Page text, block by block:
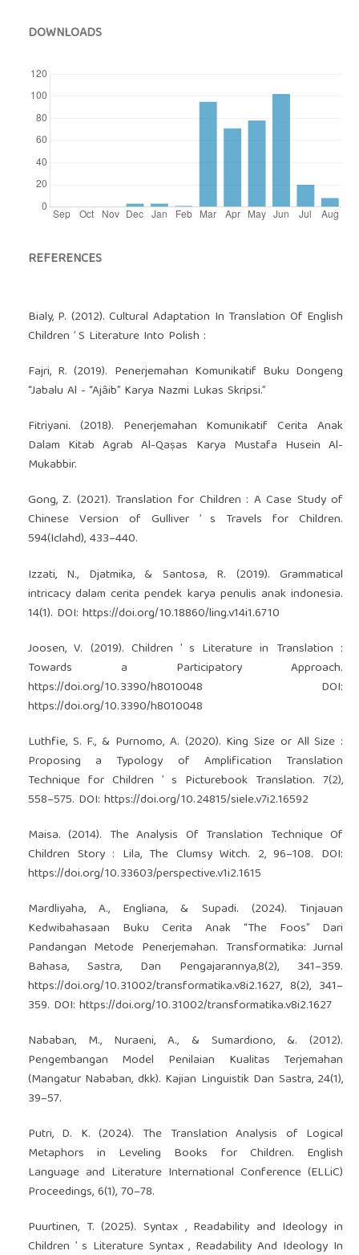
DOWNLOADS
REFERENCES
Bialy, P. (2012). Cultural Adaptation In Translation Of English
Children ’ S Literature Into Polish :
Fajri, R. (2019). Penerjemahan Komunikatif Buku Dongeng
“Jabalu Al - “Ajâib” Karya Nazmi Lukas Skripsi.”
Fitriyani. (2018). Penerjemahan Komunikatif Cerita Anak
Dalam Kitab Agrab Al-Qaṣas Karya Mustafa Husein Al-
Mukabbir.
Gong, Z. (2021). Translation for Children : A Case Study of
Chinese Version of Gulliver ’ s Travels for Children.
594(Iclahd), 433–440.
Izzati, N., Djatmika, & Santosa, R. (2019). Grammatical
intricacy dalam cerita pendek karya penulis anak indonesia.
14(1). DOI: https://doi.org/10.18860/ling.v14i1.6710
Joosen, V. (2019). Children ’ s Literature in Translation :
Towards a Participatory Approach.
https://doi.org/10.3390/h8010048 DOI:
https://doi.org/10.3390/h8010048
Luthfie, S. F., & Purnomo, A. (2020). King Size or All Size :
Proposing a Typology of Amplification Translation
Technique for Children ’ s Picturebook Translation. 7(2),
558–575. DOI: https://doi.org/10.24815/siele.v7i2.16592
Maisa. (2014). The Analysis Of Translation Technique Of
Children Story : Lila, The Clumsy Witch. 2, 96–108. DOI:
https://doi.org/10.33603/perspective.v1i2.1615
Mardliyaha, A., Engliana, & Supadi. (2024). Tinjauan
Kedwibahasaan Buku Cerita Anak “The Foos” Dari
Pandangan Metode Penerjemahan. Transformatika: Jurnal
Bahasa, Sastra, Dan Pengajarannya,8(2), 341–359.
https://doi.org/10.31002/transformatika.v8i2.1627, 8(2), 341–
359. DOI: https://doi.org/10.31002/transformatika.v8i2.1627
Nababan, M., Nuraeni, A., & Sumardiono, &. (2012).
Pengembangan Model Penilaian Kualitas Terjemahan
(Mangatur Nababan, dkk). Kajian Linguistik Dan Sastra, 24(1),
39–57.
Putri, D. K. (2024). The Translation Analysis of Logical
Metaphors in Leveling Books for Children. English
Language and Literature International Conference (ELLiC)
Proceedings, 6(1), 70–78.
Puurtinen, T. (2025). Syntax , Readability and Ideology in
Children ’ s Literature Syntax , Readability And Ideology In